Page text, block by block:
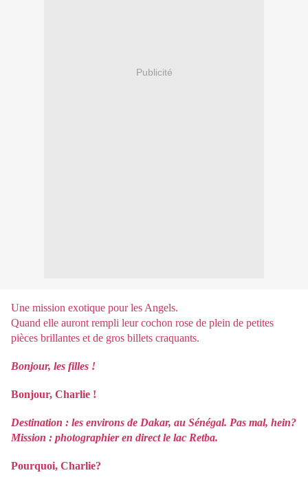
Publicité
Une mission exotique pour les Angels.
Quand elle auront rempli leur cochon rose de plein de petites
pièces brillantes et de gros billets craquants.
Bonjour, les filles !
Bonjour, Charlie !
Destination : les environs de Dakar, au Sénégal. Pas mal, hein?
Mission : photographier en direct le lac Retba.
Pourquoi, Charlie?